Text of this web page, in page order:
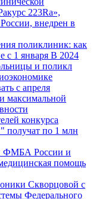
223Ra»,
внедрен в
поликлиник: как
с 1 января В 2024
и поликл
с апреля
максимальной
конкурса
получат по 1 млн
ФМБА России и
помощь
Скворцовой с
Федерального